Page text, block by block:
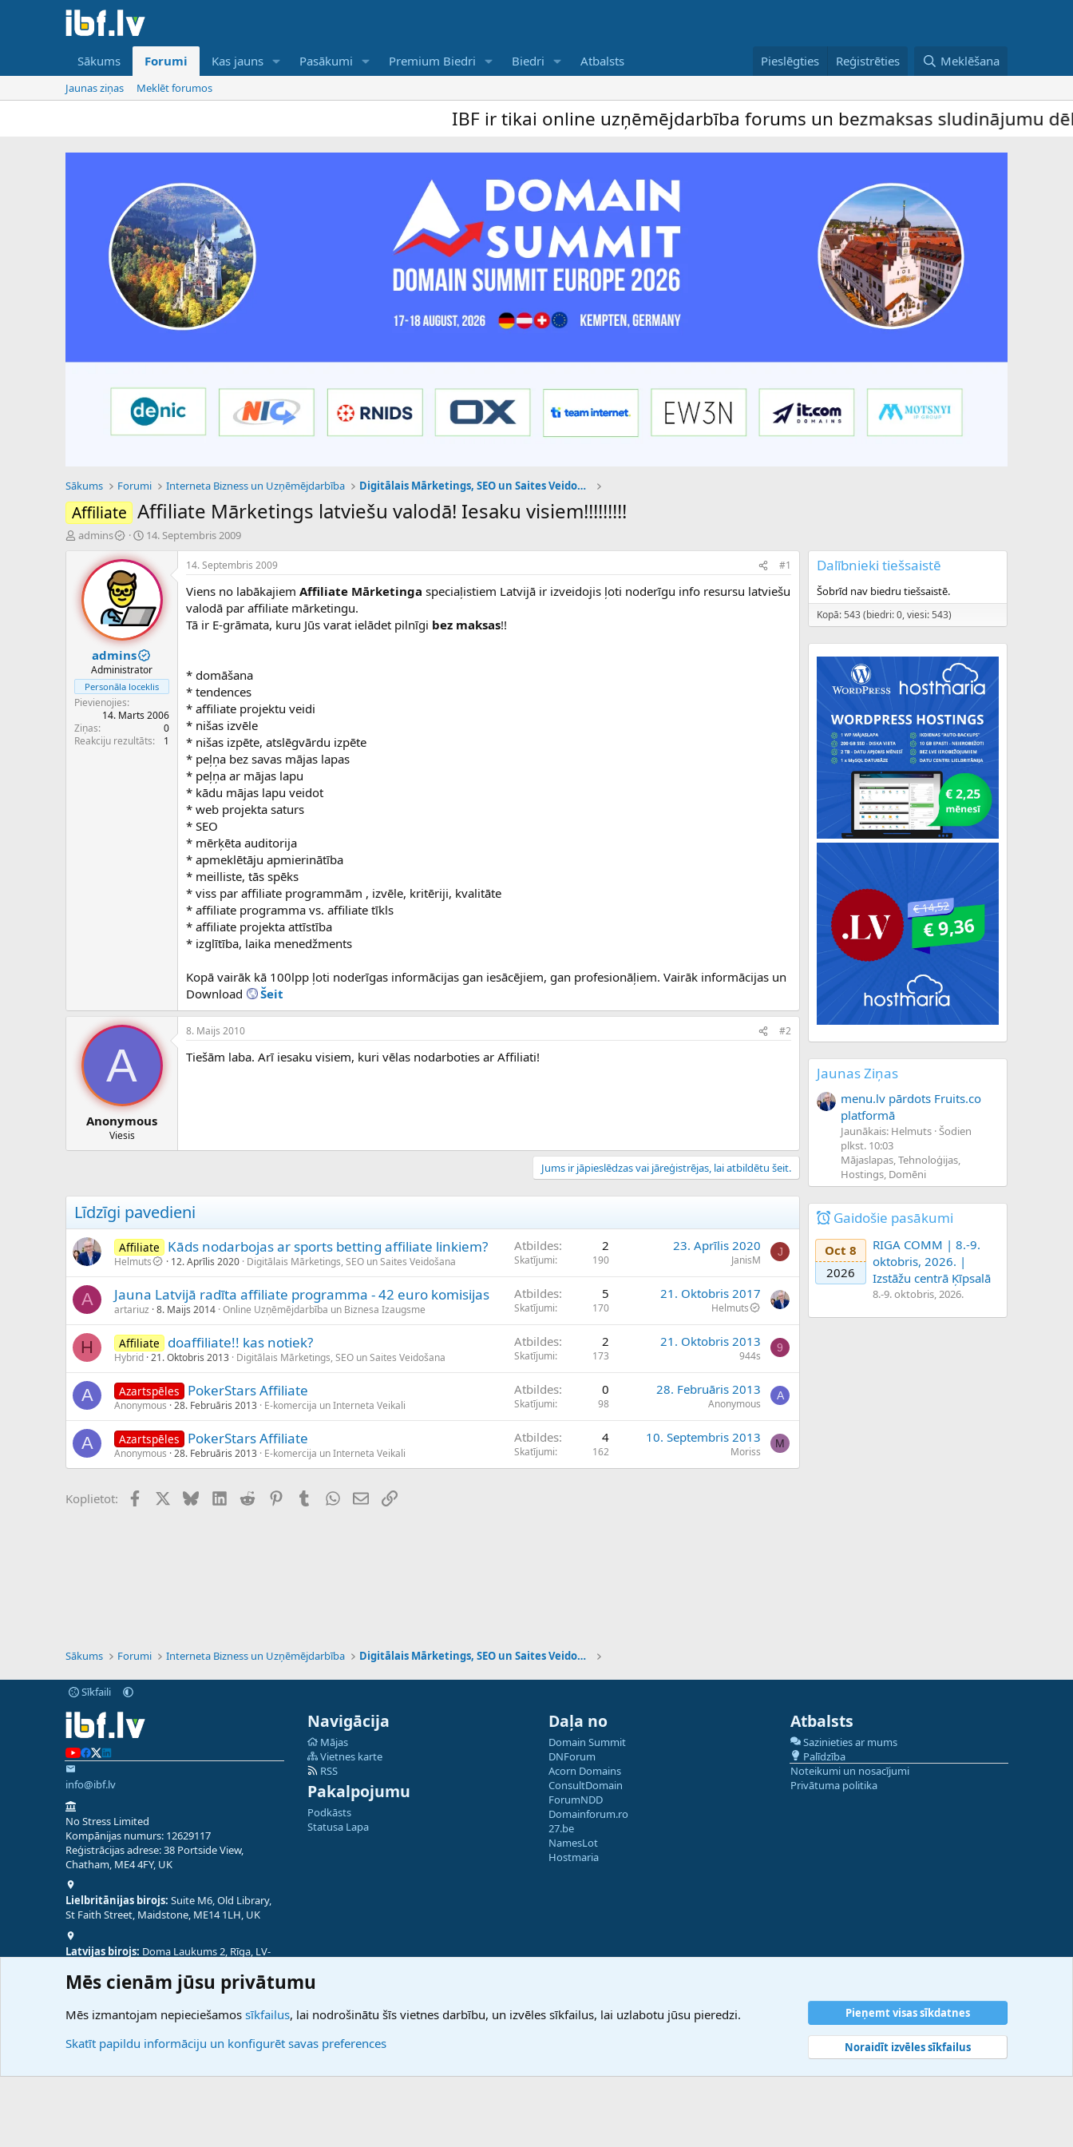
Sākums Forumi Kas jauns Pasākumi Premium Biedri Biedri Atbalsts Pieslēgties Reģistrēties Meklēšana
Jaunas ziņas Meklēt forumos
IBF ir tikai online uzņēmējdarbība forums un bezmaksas sludinājumu dēlis –
Sākums Forumi Interneta Bizness un Uzņēmējdarbība Digitālais Mārketings, SEO un Saites Veidošana
Affiliate Affiliate Mārketings latviešu valodā! Iesaku visiem!!!!!!!!!
P
e
d
e
z
s
ā
c
ē
admins
S
k
u
a
d
a
t
u
m
s
14. Septembris 2009
admins
Administrator
Personāla loceklis
Pievienojies
14. Marts 2006
Ziņas
0
Reakciju rezultāts
1
14. Septembris 2009 #1
Viens no labākajiem Affiliate Mārketinga speciaļistiem Latvijā ir izveidojis ļoti noderīgu info resursu latviešu
valodā par affiliate mārketingu.
Tā ir E-grāmata, kuru Jūs varat ielādet pilnīgi bez maksas!!
* domāšana
* tendences
* affiliate projektu veidi
* nišas izvēle
* nišas izpēte, atslēgvārdu izpēte
* peļņa bez savas mājas lapas
* peļņa ar mājas lapu
* kādu mājas lapu veidot
* web projekta saturs
* SEO
* mērķēta auditorija
* apmeklētāju apmierinātība
* meilliste, tās spēks
* viss par affiliate programmām , izvēle, kritēriji, kvalitāte
* affiliate programma vs. affiliate tīkls
* affiliate projekta attīstība
* izglītība, laika menedžments
Kopā vairāk kā 100lpp ļoti noderīgas informācijas gan iesācējiem, gan profesionāļiem. Vairāk informācijas un
Download
Šeit
A
Anonymous
Viesis
8. Maijs 2010 #2
Tiešām laba. Arī iesaku visiem, kuri vēlas nodarboties ar Affiliati!
Jums ir jāpieslēdzas vai jāreģistrējas, lai atbildētu šeit.
Līdzīgi pavedieni
Affiliate Kāds nodarbojas ar sports betting affiliate linkiem?
Helmuts 12. Aprīlis 2020 Digitālais Mārketings, SEO un Saites Veidošana
Atbildes 2
Skatījumi 190
23. Aprīlis 2020
JanisM
J
A Jauna Latvijā radīta affiliate programma - 42 euro komisijas
artariuz 8. Maijs 2014 Online Uzņēmējdarbība un Biznesa Izaugsme
Atbildes 5
Skatījumi 170
21. Oktobris 2017
Helmuts
H Affiliate doaffiliate!! kas notiek?
Hybrid 21. Oktobris 2013 Digitālais Mārketings, SEO un Saites Veidošana
Atbildes 2
Skatījumi 173
21. Oktobris 2013
944s
9
A Azartspēles PokerStars Affiliate
Anonymous 28. Februāris 2013 E-komercija un Interneta Veikali
Atbildes 0
Skatījumi 98
28. Februāris 2013
Anonymous
A
A Azartspēles PokerStars Affiliate
Anonymous 28. Februāris 2013 E-komercija un Interneta Veikali
Atbildes 4
Skatījumi 162
10. Septembris 2013
Moriss
M
Koplietot: FacebookX (Twitter)
BlueskyLinkedIn
Reddit PinterestTumblrWhatsApp
E-pastsSaiti
Dalībnieki tiešsaistē
Šobrīd nav biedru tiešsaistē.
Kopā: 543 (biedri: 0, viesi: 543)
Jaunas Ziņas
menu.lv pārdots Fruits.co
platformā
Jaunākais: Helmuts Šodien
plkst. 10:03
Mājaslapas, Tehnoloģijas,
Hostings, Domēni
Gaidošie pasākumi
Oct 8
2026
RIGA COMM | 8.-9.
oktobris, 2026. |
Izstāžu centrā Ķīpsalā
8.-9. oktobris, 2026.
Sākums Forumi Interneta Bizness un Uzņēmējdarbība Digitālais Mārketings, SEO un Saites Veidošana
Sīkfaili
info@ibf.lv
No Stress Limited
Kompānijas numurs: 12629117
Reģistrācijas adrese: 38 Portside View,
Chatham, ME4 4FY, UK
Lielbritānijas birojs: Suite M6, Old Library,
St Faith Street, Maidstone, ME14 1LH, UK
Latvijas birojs: Doma Laukums 2, Rīga, LV-
Navigācija
Mājas
Vietnes karte
RSS
Pakalpojumu
Podkāsts
Statusa Lapa
Daļa no
Domain Summit
DNForum
Acorn Domains
ConsultDomain
ForumNDD
Domainforum.ro
27.be
NamesLot
Hostmaria
Atbalsts
Sazinieties ar mums
Palīdzība
Noteikumi un nosacījumi
Privātuma politika
Mēs cienām jūsu privātumu
Mēs izmantojam nepieciešamos sīkfailus, lai nodrošinātu šīs vietnes darbību, un izvēles sīkfailus, lai uzlabotu jūsu pieredzi.
Skatīt papildu informāciju un konfigurēt savas preferences
Pieņemt visas sīkdatnes
Noraidīt izvēles sīkfailus